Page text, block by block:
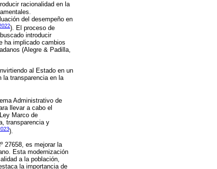
racionalidad en la
del desempeño en
). El proceso de
introducir
ha implicado cambios
(Alegre & Padilla,
al Estado en un
la transparencia en la
Administrativo de
llevar a cabo el
Marco de
transparencia y
).
27658, es mejorar la
Esta modernización
a la población,
la importancia de